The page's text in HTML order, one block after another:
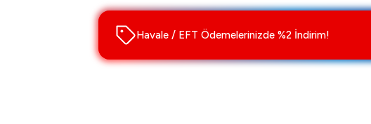
Havale / EFT Ödemelerinizde %2 İndirim!